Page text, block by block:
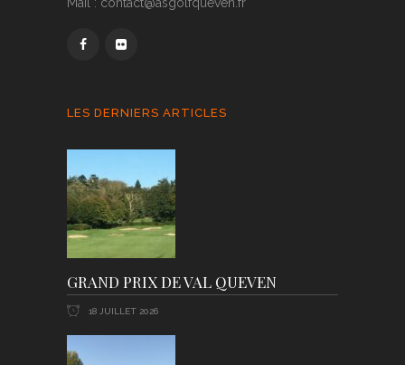
LES DERNIERS ARTICLES
GRAND PRIX DE VAL QUEVEN
18 JUILLET 2026